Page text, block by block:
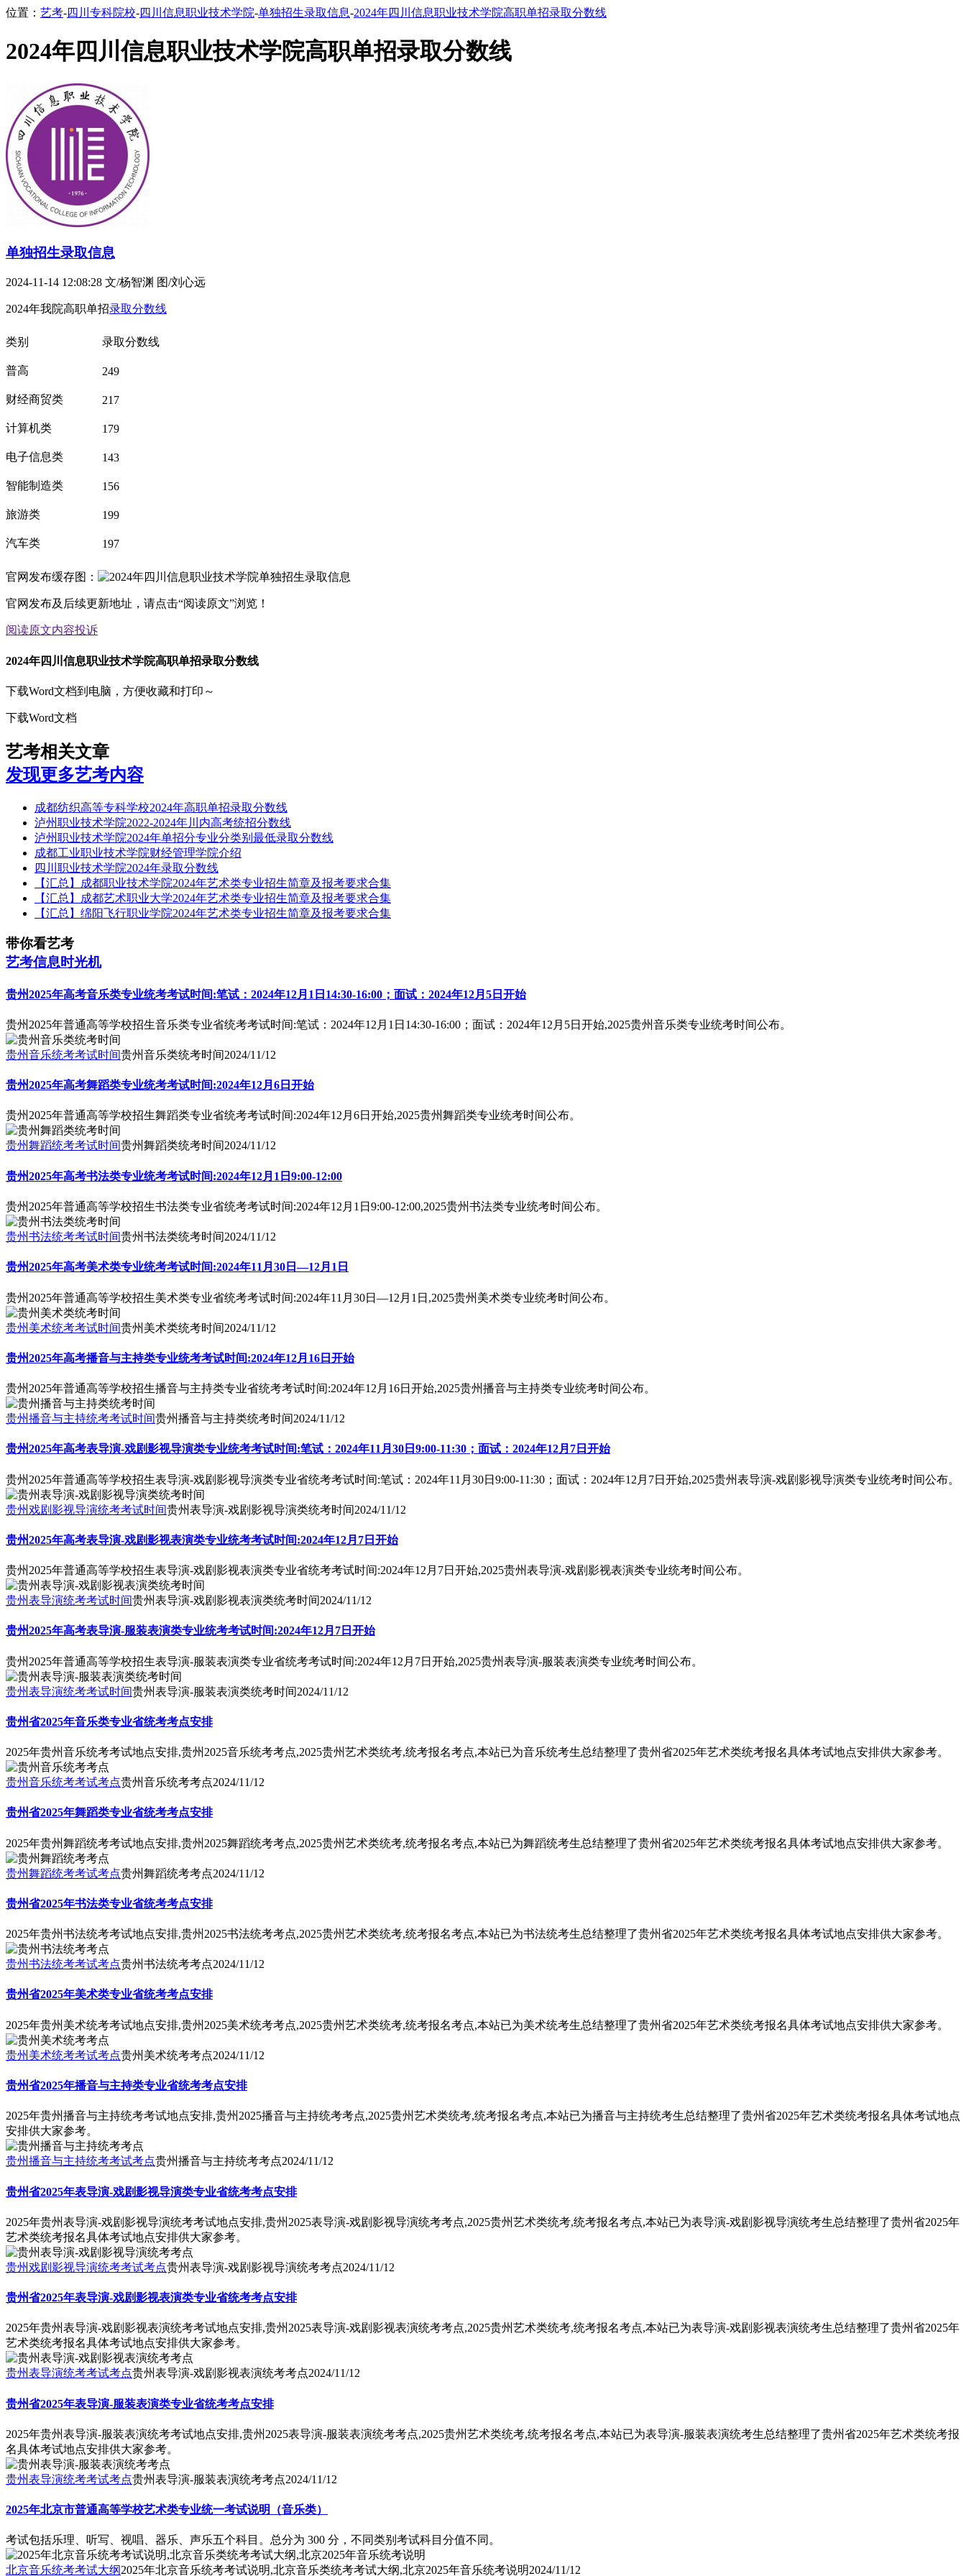
位置： 艺考-四川专科院校-四川信息职业技术学院-单独招生录取信息-2024年四川信息职业技术学院高职单招录取分数线
2024年四川信息职业技术学院高职单招录取分数线
单独招生录取信息
2024-11-14 12:08:28 文/杨智渊 图/刘心远
2024年我院高职单招录取分数线
类别 录取分数线
普高 249
财经商贸类 217
计算机类 179
电子信息类 143
智能制造类 156
旅游类 199
汽车类 197
官网发布缓存图：
官网发布及后续更新地址，请点击“阅读原文”浏览！
阅读原文内容投诉
2024年四川信息职业技术学院高职单招录取分数线
下载Word文档到电脑，方便收藏和打印～
下载Word文档
艺考相关文章
发现更多艺考内容
成都纺织高等专科学校2024年高职单招录取分数线
泸州职业技术学院2022-2024年川内高考统招分数线
泸州职业技术学院2024年单招分专业分类别最低录取分数线
成都工业职业技术学院财经管理学院介绍
四川职业技术学院2024年录取分数线
【汇总】成都职业技术学院2024年艺术类专业招生简章及报考要求合集
【汇总】成都艺术职业大学2024年艺术类专业招生简章及报考要求合集
【汇总】绵阳飞行职业学院2024年艺术类专业招生简章及报考要求合集
带你看艺考
艺考信息时光机
贵州2025年高考音乐类专业统考考试时间:笔试：2024年12月1日14:30-16:00；面试：2024年12月5日开始
贵州2025年普通高等学校招生音乐类专业省统考考试时间:笔试：2024年12月1日14:30-16:00；面试：2024年12月5日开始,2025贵州音乐类专业统考时间公布。
贵州音乐统考考试时间贵州音乐类统考时间2024/11/12
贵州2025年高考舞蹈类专业统考考试时间:2024年12月6日开始
贵州2025年普通高等学校招生舞蹈类专业省统考考试时间:2024年12月6日开始,2025贵州舞蹈类专业统考时间公布。
贵州舞蹈统考考试时间贵州舞蹈类统考时间2024/11/12
贵州2025年高考书法类专业统考考试时间:2024年12月1日9:00-12:00
贵州2025年普通高等学校招生书法类专业省统考考试时间:2024年12月1日9:00-12:00,2025贵州书法类专业统考时间公布。
贵州书法统考考试时间贵州书法类统考时间2024/11/12
贵州2025年高考美术类专业统考考试时间:2024年11月30日—12月1日
贵州2025年普通高等学校招生美术类专业省统考考试时间:2024年11月30日—12月1日,2025贵州美术类专业统考时间公布。
贵州美术统考考试时间贵州美术类统考时间2024/11/12
贵州2025年高考播音与主持类专业统考考试时间:2024年12月16日开始
贵州2025年普通高等学校招生播音与主持类专业省统考考试时间:2024年12月16日开始,2025贵州播音与主持类专业统考时间公布。
贵州播音与主持统考考试时间贵州播音与主持类统考时间2024/11/12
贵州2025年高考表导演-戏剧影视导演类专业统考考试时间:笔试：2024年11月30日9:00-11:30；面试：2024年12月7日开始
贵州2025年普通高等学校招生表导演-戏剧影视导演类专业省统考考试时间:笔试：2024年11月30日9:00-11:30；面试：2024年12月7日开始,2025贵州表导演-戏剧影视导演类专业统考时间公布。
贵州戏剧影视导演统考考试时间贵州表导演-戏剧影视导演类统考时间2024/11/12
贵州2025年高考表导演-戏剧影视表演类专业统考考试时间:2024年12月7日开始
贵州2025年普通高等学校招生表导演-戏剧影视表演类专业省统考考试时间:2024年12月7日开始,2025贵州表导演-戏剧影视表演类专业统考时间公布。
贵州表导演统考考试时间贵州表导演-戏剧影视表演类统考时间2024/11/12
贵州2025年高考表导演-服装表演类专业统考考试时间:2024年12月7日开始
贵州2025年普通高等学校招生表导演-服装表演类专业省统考考试时间:2024年12月7日开始,2025贵州表导演-服装表演类专业统考时间公布。
贵州表导演统考考试时间贵州表导演-服装表演类统考时间2024/11/12
贵州省2025年音乐类专业省统考考点安排
2025年贵州音乐统考考试地点安排,贵州2025音乐统考考点,2025贵州艺术类统考,统考报名考点,本站已为音乐统考生总结整理了贵州省2025年艺术类统考报名具体考试地点安排供大家参考。
贵州音乐统考考试考点贵州音乐统考考点2024/11/12
贵州省2025年舞蹈类专业省统考考点安排
2025年贵州舞蹈统考考试地点安排,贵州2025舞蹈统考考点,2025贵州艺术类统考,统考报名考点,本站已为舞蹈统考生总结整理了贵州省2025年艺术类统考报名具体考试地点安排供大家参考。
贵州舞蹈统考考试考点贵州舞蹈统考考点2024/11/12
贵州省2025年书法类专业省统考考点安排
2025年贵州书法统考考试地点安排,贵州2025书法统考考点,2025贵州艺术类统考,统考报名考点,本站已为书法统考生总结整理了贵州省2025年艺术类统考报名具体考试地点安排供大家参考。
贵州书法统考考试考点贵州书法统考考点2024/11/12
贵州省2025年美术类专业省统考考点安排
2025年贵州美术统考考试地点安排,贵州2025美术统考考点,2025贵州艺术类统考,统考报名考点,本站已为美术统考生总结整理了贵州省2025年艺术类统考报名具体考试地点安排供大家参考。
贵州美术统考考试考点贵州美术统考考点2024/11/12
贵州省2025年播音与主持类专业省统考考点安排
2025年贵州播音与主持统考考试地点安排,贵州2025播音与主持统考考点,2025贵州艺术类统考,统考报名考点,本站已为播音与主持统考生总结整理了贵州省2025年艺术类统考报名具体考试地点
安排供大家参考。
贵州播音与主持统考考试考点贵州播音与主持统考考点2024/11/12
贵州省2025年表导演-戏剧影视导演类专业省统考考点安排
2025年贵州表导演-戏剧影视导演统考考试地点安排,贵州2025表导演-戏剧影视导演统考考点,2025贵州艺术类统考,统考报名考点,本站已为表导演-戏剧影视导演统考生总结整理了贵州省2025年
艺术类统考报名具体考试地点安排供大家参考。
贵州戏剧影视导演统考考试考点贵州表导演-戏剧影视导演统考考点2024/11/12
贵州省2025年表导演-戏剧影视表演类专业省统考考点安排
2025年贵州表导演-戏剧影视表演统考考试地点安排,贵州2025表导演-戏剧影视表演统考考点,2025贵州艺术类统考,统考报名考点,本站已为表导演-戏剧影视表演统考生总结整理了贵州省2025年
艺术类统考报名具体考试地点安排供大家参考。
贵州表导演统考考试考点贵州表导演-戏剧影视表演统考考点2024/11/12
贵州省2025年表导演-服装表演类专业省统考考点安排
2025年贵州表导演-服装表演统考考试地点安排,贵州2025表导演-服装表演统考考点,2025贵州艺术类统考,统考报名考点,本站已为表导演-服装表演统考生总结整理了贵州省2025年艺术类统考报
名具体考试地点安排供大家参考。
贵州表导演统考考试考点贵州表导演-服装表演统考考点2024/11/12
2025年北京市普通高等学校艺术类专业统一考试说明（音乐类）
考试包括乐理、听写、视唱、器乐、声乐五个科目。总分为 300 分，不同类别考试科目分值不同。
北京音乐统考考试大纲2025年北京音乐统考考试说明,北京音乐类统考考试大纲,北京2025年音乐统考说明2024/11/12